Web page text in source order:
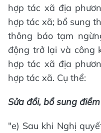
hợp tác xã địa
hợp tác xã; bổ sung
thông báo tạm
động trở lại và công
hợp tác xã địa
hợp tác xã. Cụ thể:
Sửa đổi, bổ sung
"e) Sau khi Nghị